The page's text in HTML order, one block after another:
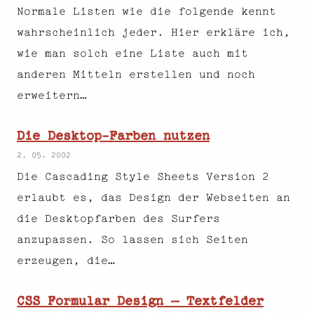
Normale Listen wie die folgende kennt
wahrscheinlich jeder. Hier erkläre ich,
wie man solch eine Liste auch mit
anderen Mitteln erstellen und noch
erweitern…
Die Desktop-Farben nutzen
2. 05. 2002
Die Cascading Style Sheets Version 2
erlaubt es, das Design der Webseiten an
die Desktopfarben des Surfers
anzupassen. So lassen sich Seiten
erzeugen, die…
CSS Formular Design – Textfelder